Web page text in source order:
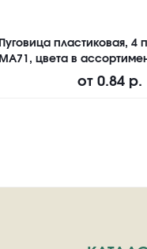
Пуговица пластиковая, 4
MA71, цвета в
от 0.84 р.